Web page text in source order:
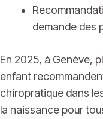
demande des
En 2025, à Genève,
enfant
chiropratique dans
la naissance pour